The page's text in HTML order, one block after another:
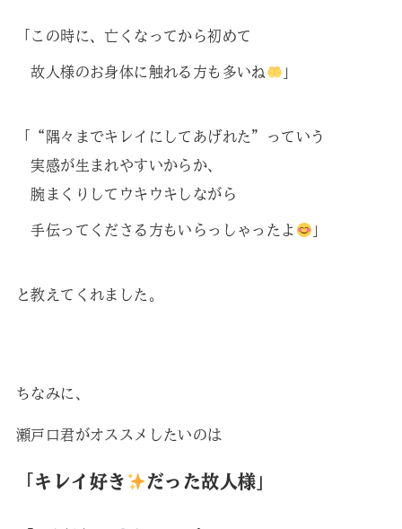
「この時に、亡くなってから初めて
故人様のお身体に触れる方も多いね 」
「“隅々までキレイにしてあげれた”っていう
実感が生まれやすいからか、
腕まくりしてウキウキしながら
手伝ってくださる方もいらっしゃったよ 」
と教えてくれました。
ちなみに、
瀬戸口君がオススメしたいのは
「キレイ好き だった故人様」